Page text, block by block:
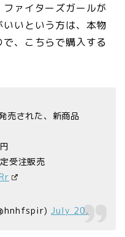
ァイターズガールが
いという方は、本物
、こちらで購入する
売された、新商品
受注販売
July 20,